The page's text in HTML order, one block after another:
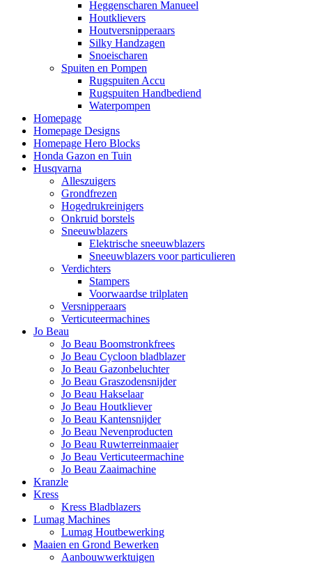
Heggenscharen Manueel
Houtklievers
Houtversnipperaars
Silky Handzagen
Snoeischaren
Spuiten en Pompen
Rugspuiten Accu
Rugspuiten Handbediend
Waterpompen
Homepage
Homepage Designs
Homepage Hero Blocks
Honda Gazon en Tuin
Husqvarna
Alleszuigers
Grondfrezen
Hogedrukreinigers
Onkruid borstels
Sneeuwblazers
Elektrische sneeuwblazers
Sneeuwblazers voor particulieren
Verdichters
Stampers
Voorwaardse trilplaten
Versnipperaars
Verticuteermachines
Jo Beau
Jo Beau Boomstronkfrees
Jo Beau Cycloon bladblazer
Jo Beau Gazonbeluchter
Jo Beau Graszodensnijder
Jo Beau Hakselaar
Jo Beau Houtkliever
Jo Beau Kantensnijder
Jo Beau Nevenproducten
Jo Beau Ruwterreinmaaier
Jo Beau Verticuteermachine
Jo Beau Zaaimachine
Kranzle
Kress
Kress Bladblazers
Lumag Machines
Lumag Houtbewerking
Maaien en Grond Bewerken
Aanbouwwerktuigen